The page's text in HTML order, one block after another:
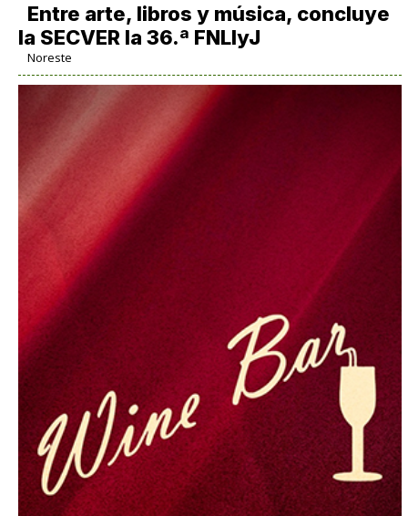
Entre arte, libros y música, concluye
la SECVER la 36.ª FNLIyJ
Noreste